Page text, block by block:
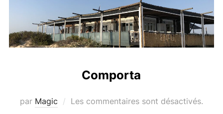
Comporta
par Magic Les commentaires sont désactivés.